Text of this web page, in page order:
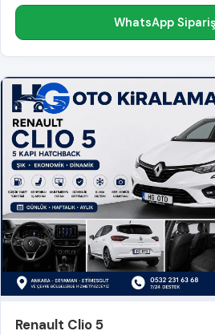
WhatsApp Sipariş
Renault Clio 5